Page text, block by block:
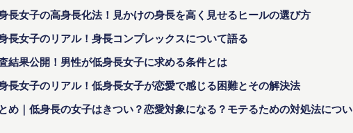
長女子の高身長化法！見かけの身長を高く見せるヒールの選び方
長女子のリアル！身長コンプレックスについて語る
結果公開！男性が低身長女子に求める条件とは
長女子のリアル！低身長女子が恋愛で感じる困難とその解決法
め｜低身長の女子はきつい？恋愛対象になる？モテるための対処法につい